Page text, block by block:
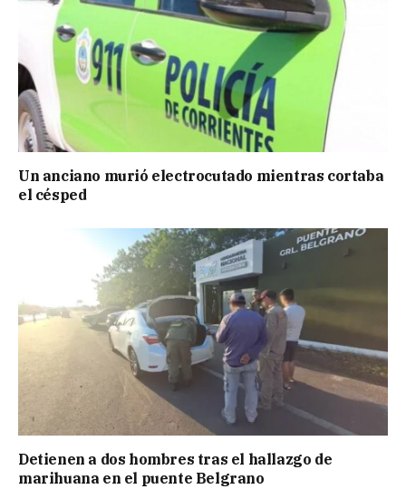
Un anciano murió electrocutado mientras cortaba
el césped
Detienen a dos hombres tras el hallazgo de
marihuana en el puente Belgrano